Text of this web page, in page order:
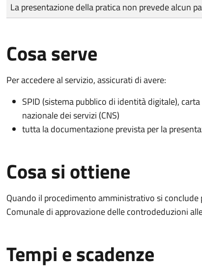
Tipo di pagamento
Importo
La presentazione della pratica non prevede alcun
Cosa serve
Per accedere al servizio, assicurati di avere:
SPID (sistema pubblico di identità digitale),
nazionale dei servizi (CNS)
tutta la documentazione prevista per la
Cosa si ottiene
Quando il procedimento amministrativo si
Comunale di approvazione delle controdeduzioni
Tempi e scadenze